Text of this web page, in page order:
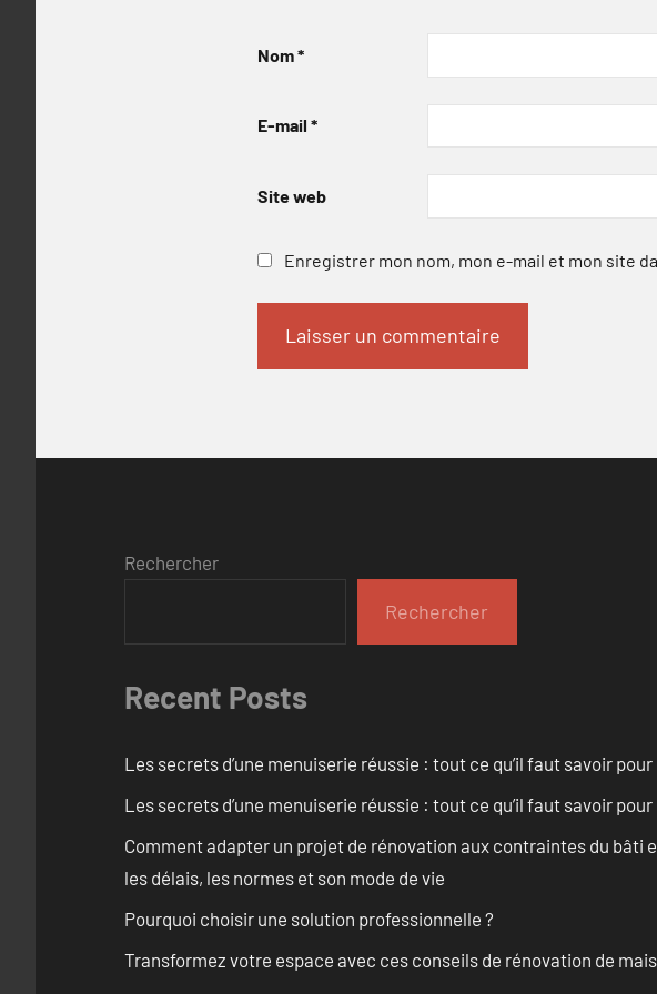
Nom*
E-mail *
Site web
Enregistrer mon nom, mon e-mail et mon site
Rechercher
Rechercher
Recent Posts
Les secrets d’une menuiserie réussie : tout ce qu’il faut savoir
Les secrets d’une menuiserie réussie : tout ce qu’il faut savoir
Comment adapter un projet de rénovation aux contraintes du
les délais, les normes et son mode de vie
Pourquoi choisir une solution professionnelle ?
Transformez votre espace avec ces conseils de rénovation de